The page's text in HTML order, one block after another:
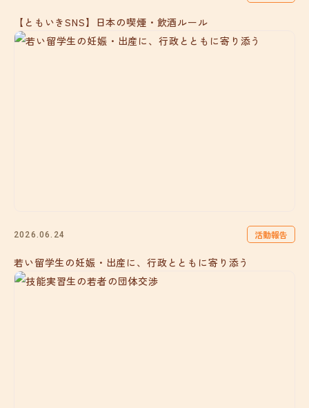
【ともいきSNS】日本の喫煙・飲酒ルール
2026.06.24 活動報告
若い留学生の妊娠・出産に、行政とともに寄り添う